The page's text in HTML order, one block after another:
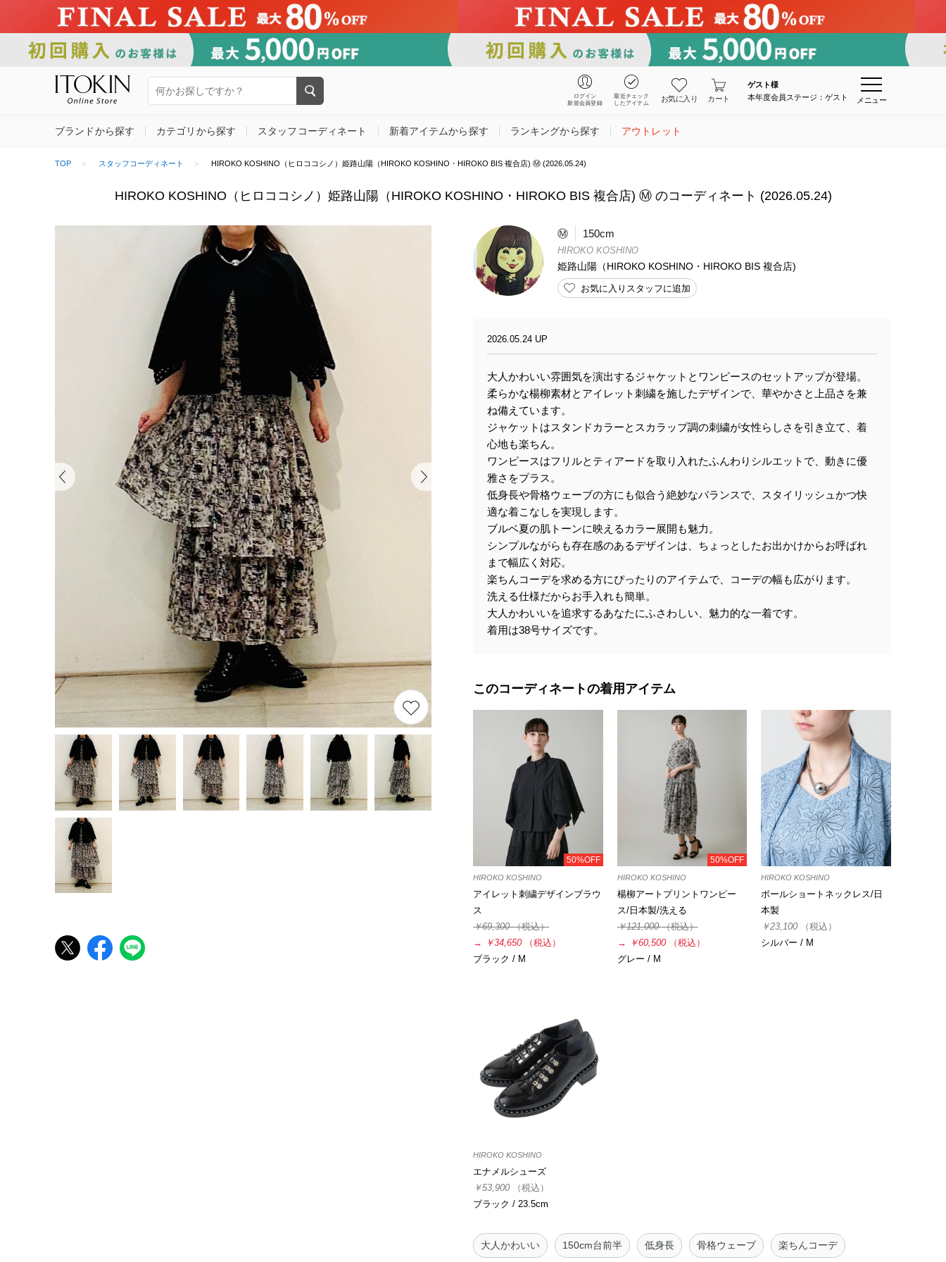
ログイン
新規会員登録
最近チェック
したアイテム
お気に入り カート
ゲスト様
本年度会員ステージ：ゲスト
メニュー
ブランドから探す カテゴリから探す スタッフコーディネート 新着アイテムから探す ランキングから探す アウトレット
TOP スタッフコーディネート HIROKO KOSHINO（ヒロココシノ）姫路山陽（HIROKO KOSHINO・HIROKO BIS 複合店) Ⓜ️ (2026.05.24)
HIROKO KOSHINO（ヒロココシノ）姫路山陽（HIROKO KOSHINO・HIROKO BIS 複合店) Ⓜ️ のコーディネート (2026.05.24)
Ⓜ️ 150cm
HIROKO KOSHINO
姫路山陽（HIROKO KOSHINO・HIROKO BIS 複合店)
お気に入りスタッフに追加
2026.05.24 UP
大人かわいい雰囲気を演出するジャケットとワンピースのセットアップが登場。
柔らかな楊柳素材とアイレット刺繍を施したデザインで、華やかさと上品さを兼
ね備えています。
ジャケットはスタンドカラーとスカラップ調の刺繍が女性らしさを引き立て、着
心地も楽ちん。
ワンピースはフリルとティアードを取り入れたふんわりシルエットで、動きに優
雅さをプラス。
低身長や骨格ウェーブの方にも似合う絶妙なバランスで、スタイリッシュかつ快
適な着こなしを実現します。
ブルベ夏の肌トーンに映えるカラー展開も魅力。
シンプルながらも存在感のあるデザインは、ちょっとしたお出かけからお呼ばれ
まで幅広く対応。
楽ちんコーデを求める方にぴったりのアイテムで、コーデの幅も広がります。
洗える仕様だからお手入れも簡単。
大人かわいいを追求するあなたにふさわしい、魅力的な一着です。
着用は38号サイズです。
このコーディネートの着用アイテム
50%OFF
HIROKO KOSHINO
アイレット刺繍デザインブラウ
ス
￥69,300（税込）
→
￥34,650
（税込）
ブラック / M
50%OFF
HIROKO KOSHINO
楊柳アートプリントワンピー
ス/日本製/洗える
￥121,000（税込）
→
￥60,500
（税込）
グレー / M
HIROKO KOSHINO
ボールショートネックレス/日
本製
￥23,100
（税込）
シルバー / M
HIROKO KOSHINO
エナメルシューズ
￥53,900
（税込）
ブラック / 23.5cm
大人かわいい 150cm台前半 低身長 骨格ウェーブ 楽ちんコーデ